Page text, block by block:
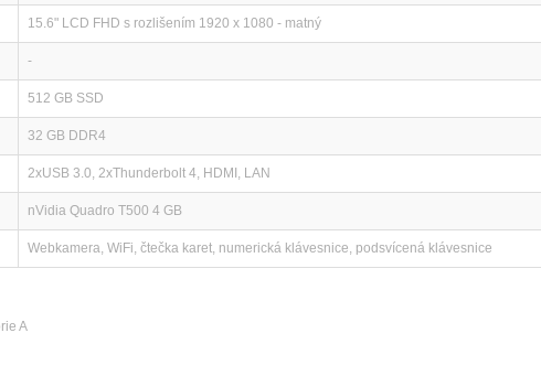
15.6" LCD FHD s rozlišením 1920 x 1080 - matný
-
512 GB SSD
32 GB DDR4
2xUSB 3.0, 2xThunderbolt 4, HDMI, LAN
nVidia Quadro T500 4 GB
Webkamera, WiFi, čtečka karet, numerická klávesnice, podsvícená klávesnice
A